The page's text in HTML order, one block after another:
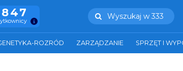
Wyszukaj w 333
ROZRÓD ZARZĄDZANIE SPRZĘT I